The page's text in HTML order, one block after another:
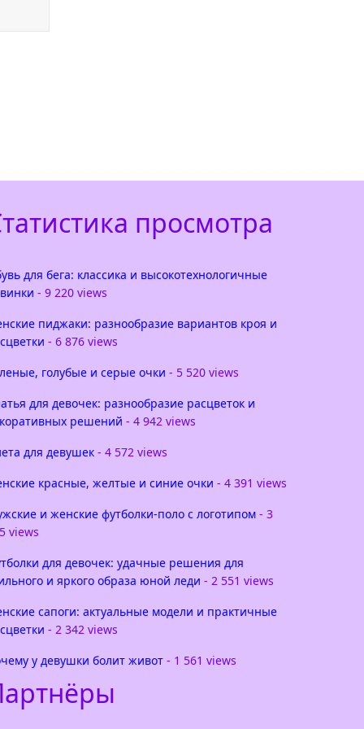
просмотра
для бега: классика и высокотехнологичные
- 9 220 views
пиджаки: разнообразие вариантов кроя и
- 6 876 views
голубые и серые очки - 5 520 views
для девочек: разнообразие расцветок и
решений - 4 942 views
для девушек- 4 572 views
красные, желтые и синие очки - 4 391 views
и женские футболки-поло с логотипом- 3
views
для девочек: удачные решения для
и яркого образа юной леди - 2 551 views
сапоги: актуальные модели и практичные
- 2 342 views
у девушки болит живот- 1 561 views